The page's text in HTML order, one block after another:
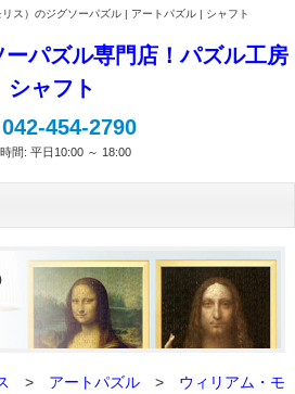
ス）のジグソーパズル | アートパズル | シャフト
042-454-2790
間: 平日10:00 ～ 18:00
> アートパズル >
ウィリアム・モ